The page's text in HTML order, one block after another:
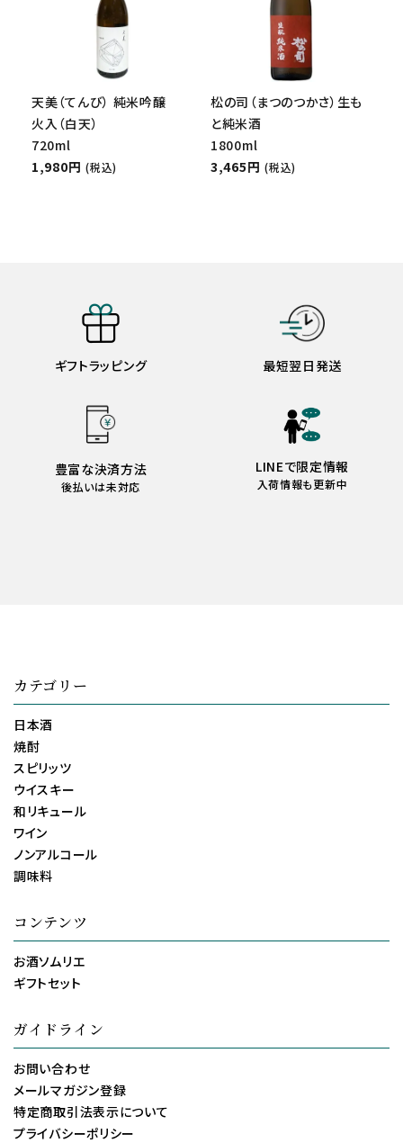
天美（てんび） 純米吟醸
火入（白天）
720ml
1,980円 (税込)
松の司（まつのつかさ）生も
と純米酒
1800ml
3,465円 (税込)
ギフトラッピング 最短翌日発送
豊富な決済方法
後払いは未対応
LINEで限定情報
入荷情報も更新中
カテゴリー
日本酒
焼酎
スピリッツ
ウイスキー
和リキュール
ワイン
ノンアルコール
調味料
コンテンツ
お酒ソムリエ
ギフトセット
ガイドライン
お問い合わせ
メールマガジン登録
特定商取引法表示について
プライバシーポリシー